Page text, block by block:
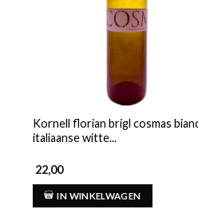
Kornell florian brigl cosmas
italiaanse witte...
22,00
IN WINKELWAGEN